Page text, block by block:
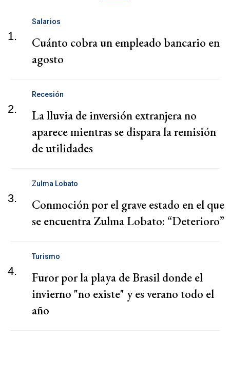
1.
Salarios
Cuánto cobra un empleado bancario en
agosto
2.
Recesión
La lluvia de inversión extranjera no
aparece mientras se dispara la remisión
de utilidades
3.
Zulma Lobato
Conmoción por el grave estado en el que
se encuentra Zulma Lobato: “Deterioro”
4.
Turismo
Furor por la playa de Brasil donde el
invierno "no existe" y es verano todo el
año